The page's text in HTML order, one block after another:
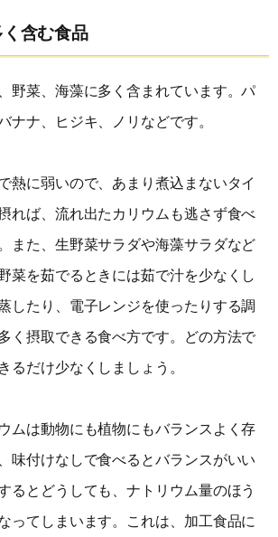
含む食品
野菜、海藻に多く含まれています。パ
ナナ、ヒジキ、ノリなどです。
熱に弱いので、あまり煮込まないタイ
れば、流れ出たカリウムも逃さず食べ
また、生野菜サラダや海藻サラダなど
菜を茹でるときには茹で汁を少なくし
したり、電子レンジを使ったりする調
く摂取できる食べ方です。どの方法で
るだけ少なくしましょう。
ムは動物にも植物にもバランスよく存
味付けなしで食べるとバランスがいい
るとどうしても、ナトリウム量のほう
ってしまいます。これは、加工食品に